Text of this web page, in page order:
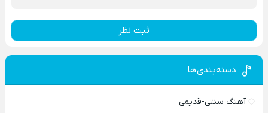
ثبت نظر
دسته‌بندی‌ها
آهنگ سنتی-قدیمی